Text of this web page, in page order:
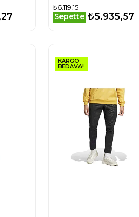
₺6.119,15
Sepette ₺5.935,57
KARGO
BEDAVA!